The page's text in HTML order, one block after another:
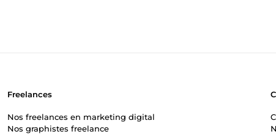
Freelances
Nos freelances en marketing digital
Nos graphistes freelance